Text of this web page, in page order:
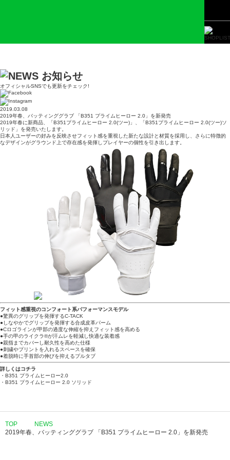
お知らせ
オフィシャルSNSでも更新をチェック!
2019.03.08
2019年春、バッティンググラブ 「B351 プライムヒーロー 2.0」を新発売
2019年春に新商品、「B351プライムヒーロー 2.0(ツー)」、「B351プライムヒーロー 2.0(ツー)ソ
リッド」を発売いたします。
日本人ユーザーの好みを反映させフィット感を重視した新たな設計と材質を採用し、さらに特徴的
なデザインがグラウンド上で存在感を発揮しプレイヤーの個性を引き出します。
フィット感重視のコンフォート系パフォーマンスモデル
●驚異のグリップを発揮するC-TACK
●しなやかでグリップを発揮する合成皮革パーム
●Cロゴラインが甲部の過度な伸縮を抑えフィット感を高める
●手の甲のライクラ®が汗ムレを軽減し快適な装着感
●親指までカバーし耐久性を高めた仕様
●刺繍やプリントを入れるスペースを確保
●着脱時に手首部の伸びを抑えるプルタブ
詳しくはコチラ
・B351 プライムヒーロー2.0
・B351 プライムヒーロー 2.0 ソリッド
TOP
NEWS
2019年春、バッティンググラブ 「B351 プライムヒーロー 2.0」を新発売